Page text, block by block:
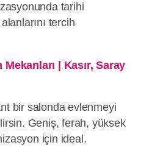
tarihi
tercih
| Kasır, Saray
bir salonda evlenmeyi
Geniş, ferah, yüksek
için ideal.